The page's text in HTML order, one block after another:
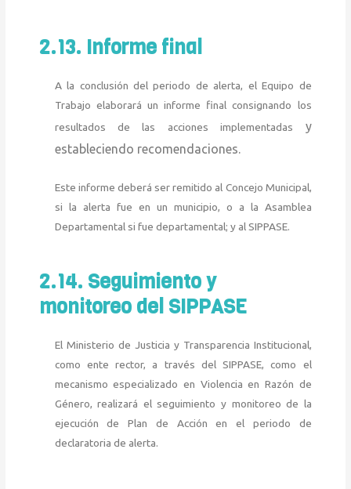
2.13. Informe final
A la conclusión del periodo de alerta, el Equipo de
Trabajo elaborará un informe final consignando los
resultados de las acciones implementadas y
estableciendo recomendaciones.
Este informe deberá ser remitido al Concejo Municipal,
si la alerta fue en un municipio, o a la Asamblea
Departamental si fue departamental; y al SIPPASE.
2.14. Seguimiento y
monitoreo del SIPPASE
El Ministerio de Justicia y Transparencia Institucional,
como ente rector, a través del SIPPASE, como el
mecanismo especializado en Violencia en Razón de
Género, realizará el seguimiento y monitoreo de la
ejecución de Plan de Acción en el periodo de
declaratoria de alerta.